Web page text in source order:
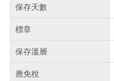
保存天數
標章
保存溫層
應免稅